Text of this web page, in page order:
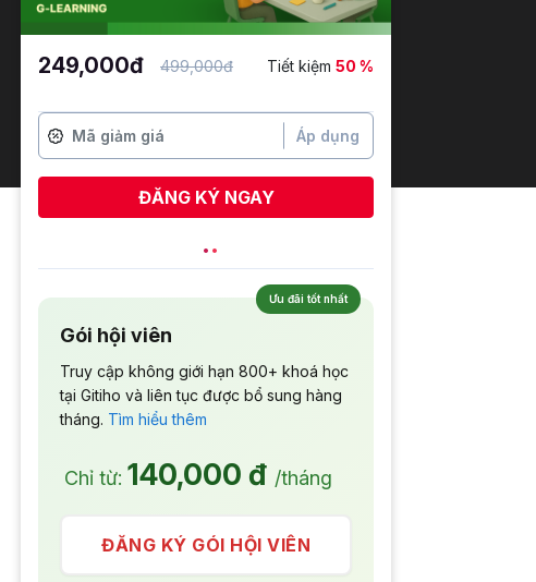
249,000đ 499,000đ Tiết kiệm 50 %
Áp dụng
ĐĂNG KÝ NGAY
Ưu đãi tốt nhất
Gói hội viên
Truy cập không giới hạn 800+ khoá học
tại Gitiho và liên tục được bổ sung hàng
tháng. Tìm hiểu thêm
Chỉ từ: 140,000 đ /tháng
ĐĂNG KÝ GÓI HỘI VIÊN